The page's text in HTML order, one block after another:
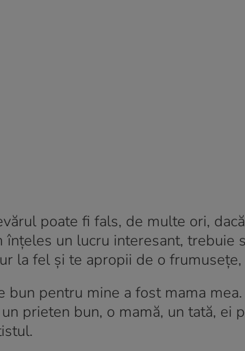
poate fi fals, de multe ori,
un lucru interesant, trebuie
la fel și te apropii de o
bun pentru mine a fost mama
prieten bun, o mamă, un tată, ei